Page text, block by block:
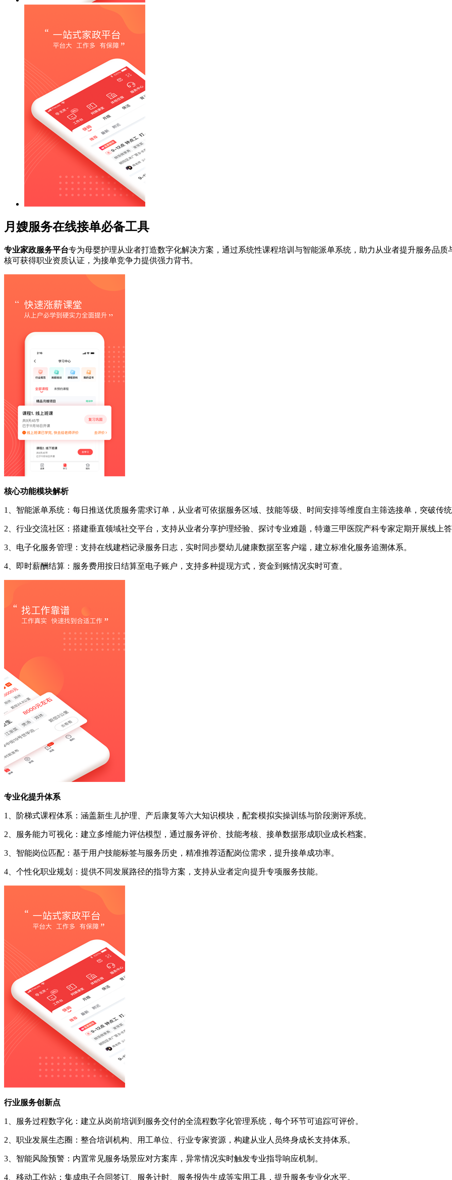
月嫂服务在线接单必备工具
专业家政服务平台专为母婴护理从业者打造数字化解决方案，通过系统性课程培训与智能派单系统，助力从业者提升服务品
核可获得职业资质认证，为接单竞争力提供强力背书。
核心功能模块解析
1、智能派单系统：每日推送优质服务需求订单，从业者可依据服务区域、技能等级、时间安排等维度自主筛选接单，突破传统
2、行业交流社区：搭建垂直领域社交平台，支持从业者分享护理经验、探讨专业难题，特邀三甲医院产科专家定期开展线上答
3、电子化服务管理：支持在线建档记录服务日志，实时同步婴幼儿健康数据至客户端，建立标准化服务追溯体系。
4、即时薪酬结算：服务费用按日结算至电子账户，支持多种提现方式，资金到账情况实时可查。
专业化提升体系
1、阶梯式课程体系：涵盖新生儿护理、产后康复等六大知识模块，配套模拟实操训练与阶段测评系统。
2、服务能力可视化：建立多维能力评估模型，通过服务评价、技能考核、接单数据形成职业成长档案。
3、智能岗位匹配：基于用户技能标签与服务历史，精准推荐适配岗位需求，提升接单成功率。
4、个性化职业规划：提供不同发展路径的指导方案，支持从业者定向提升专项服务技能。
行业服务创新点
1、服务过程数字化：建立从岗前培训到服务交付的全流程数字化管理系统，每个环节可追踪可评价。
2、职业发展生态圈：整合培训机构、用工单位、行业专家资源，构建从业人员终身成长支持体系。
3、智能风险预警：内置常见服务场景应对方案库，异常情况实时触发专业指导响应机制。
4、移动工作站：集成电子合同签订、服务计时、服务报告生成等实用工具，提升服务专业化水平。